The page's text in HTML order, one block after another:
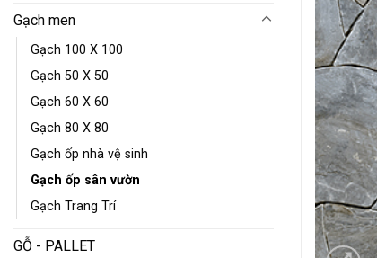
Gạch men
Gạch 100 X 100
Gạch 50 X 50
Gạch 60 X 60
Gạch 80 X 80
Gạch ốp nhà vệ sinh
Gạch ốp sân vườn
Gạch Trang Trí
GỖ - PALLET